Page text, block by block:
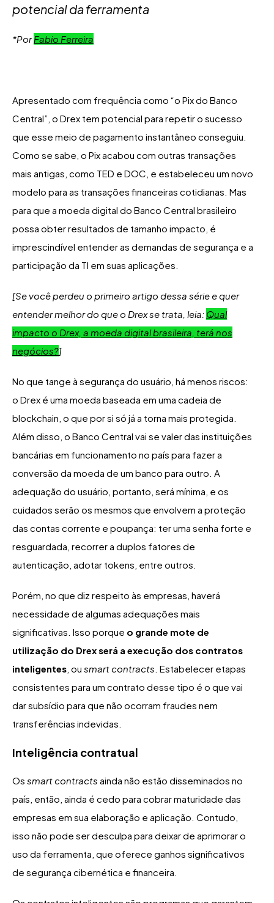
potencial da ferramenta
*PorFabio Ferreira
Apresentado com frequência como “o Pix do Banco
Central”, o Drex tem potencial para repetir o sucesso
que esse meio de pagamento instantâneo conseguiu.
Como se sabe, o Pix acabou com outras transações
mais antigas, como TED e DOC, e estabeleceu um novo
modelo para as transações financeiras cotidianas. Mas
para que a moeda digital do Banco Central brasileiro
possa obter resultados de tamanho impacto, é
imprescindível entender as demandas de segurança e a
participação da TI em suas aplicações.
[Se você perdeu o primeiro artigo dessa série e quer
entender melhor do que o Drex se trata, leia: Qual
impacto o Drex, a moeda digital brasileira, terá nos
negócios?]
No que tange à segurança do usuário, há menos riscos:
o Drex é uma moeda baseada em uma cadeia de
blockchain, o que por si só já a torna mais protegida.
Além disso, o Banco Central vai se valer das instituições
bancárias em funcionamento no país para fazer a
conversão da moeda de um banco para outro. A
adequação do usuário, portanto, será mínima, e os
cuidados serão os mesmos que envolvem a proteção
das contas corrente e poupança: ter uma senha forte e
resguardada, recorrer a duplos fatores de
autenticação, adotar tokens, entre outros.
Porém, no que diz respeito às empresas, haverá
necessidade de algumas adequações mais
significativas. Isso porque o grande mote de
utilização do Drex será a execução dos contratos
inteligentes, ou smart contracts. Estabelecer etapas
consistentes para um contrato desse tipo é o que vai
dar subsídio para que não ocorram fraudes nem
transferências indevidas.
Inteligência contratual
Os smart contracts ainda não estão disseminados no
país, então, ainda é cedo para cobrar maturidade das
empresas em sua elaboração e aplicação. Contudo,
isso não pode ser desculpa para deixar de aprimorar o
uso da ferramenta, que oferece ganhos significativos
de segurança cibernética e financeira.